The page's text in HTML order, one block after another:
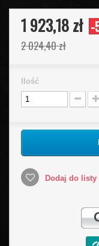
1 923,18 zł -
2 024,40 zł
Ilość
Dodaj do listy